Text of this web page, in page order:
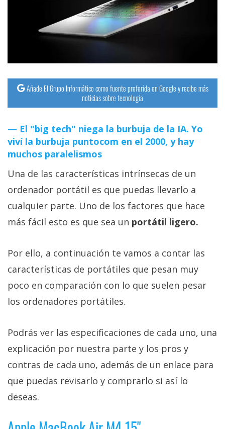
Añade El Grupo Informático como fuente preferida en Google y recibe más
noticias sobre tecnología
El "big tech" niega la burbuja de la IA. Yo
viví la burbuja puntocom en el 2000, y hay
muchos paralelismos
Una de las características intrínsecas de un
ordenador portátil es que puedas llevarlo a
cualquier parte. Uno de los factores que hace
más fácil esto es que sea un portátil ligero.
Por ello, a continuación te vamos a contar las
características de portátiles que pesan muy
poco en comparación con lo que suelen pesar
los ordenadores portátiles.
Podrás ver las especificaciones de cada uno, una
explicación por nuestra parte y los pros y
contras de cada uno, además de un enlace para
que puedas revisarlo y comprarlo si así lo
deseas.